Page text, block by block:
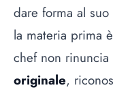
dare forma al
la materia prima
chef non
originale,